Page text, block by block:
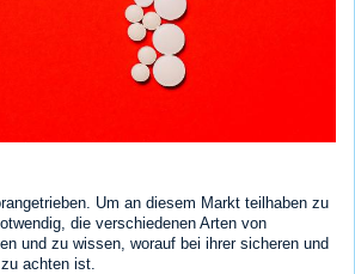
Um an diesem Markt teilhaben zu
die verschiedenen Arten von
und zu wissen, worauf bei ihrer sicheren und
achten ist.